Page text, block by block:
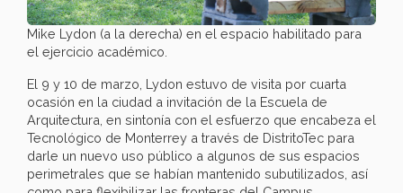
Mike Lydon (a la derecha) en el espacio habilitado para
el ejercicio académico.
El 9 y 10 de marzo, Lydon estuvo de visita por cuarta
ocasión en la ciudad a invitación de la Escuela de
Arquitectura, en sintonía con el esfuerzo que encabeza el
Tecnológico de Monterrey a través de DistritoTec para
darle un nuevo uso público a algunos de sus espacios
perimetrales que se habían mantenido subutilizados, así